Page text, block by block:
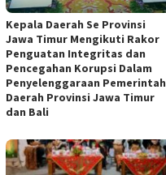
Kepala Daerah Se Provinsi
Jawa Timur Mengikuti Rakor
Penguatan Integritas dan
Pencegahan Korupsi Dalam
Penyelenggaraan Pemerintah
Daerah Provinsi Jawa Timur
dan Bali